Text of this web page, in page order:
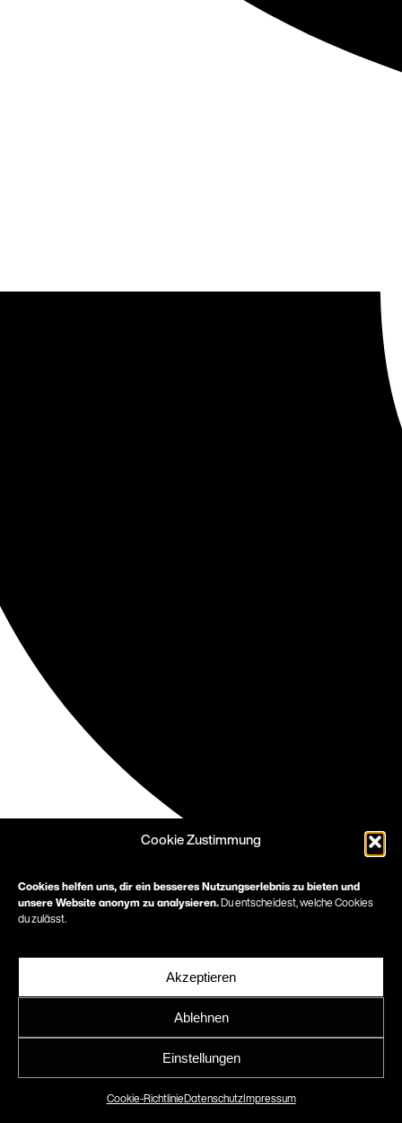
Cookie Zustimmung
Cookies helfen uns, dir ein besseres Nutzungserlebnis zu bieten und
unsere Website anonym zu analysieren. Du entscheidest, welche Cookies
du zulässt.
Akzeptieren
Ablehnen
Einstellungen
Cookie-RichtlinieDatenschutzImpressum